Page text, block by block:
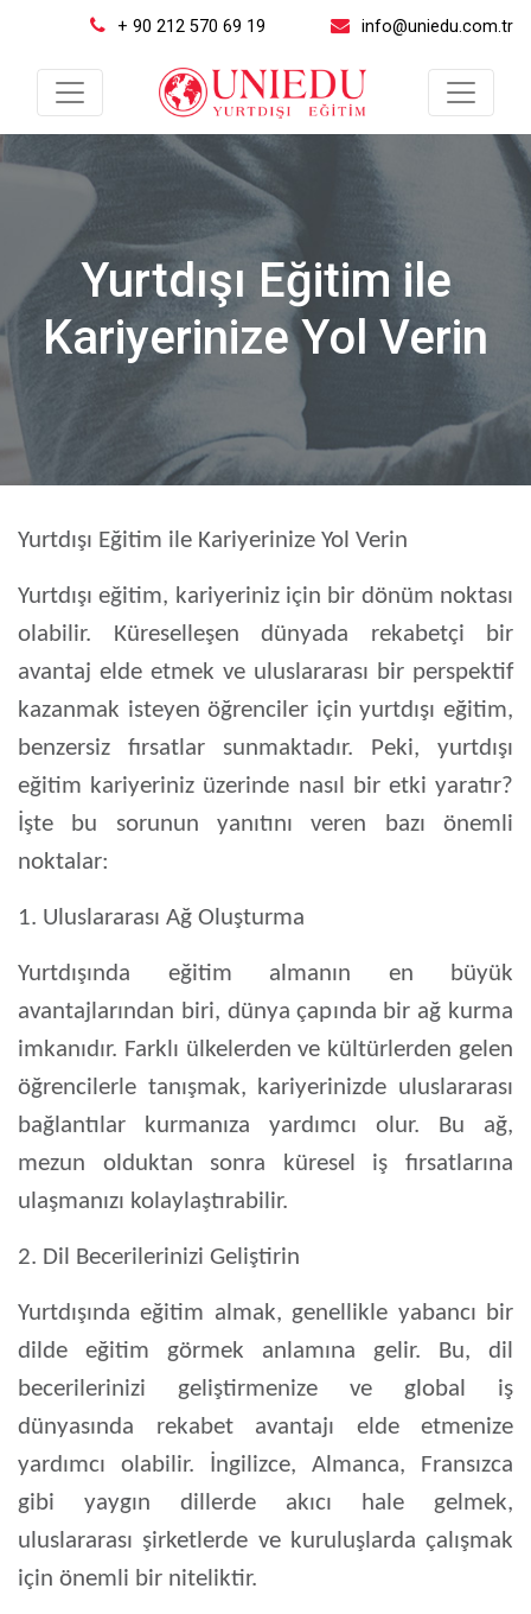
+ 90 212 570 69 19 info@uniedu.com.tr
Yurtdışı Eğitim ile
Kariyerinize Yol Verin
Yurtdışı Eğitim ile Kariyerinize Yol Verin
Yurtdışı eğitim, kariyeriniz için bir dönüm noktası
olabilir. Küreselleşen dünyada rekabetçi bir
avantaj elde etmek ve uluslararası bir perspektif
kazanmak isteyen öğrenciler için yurtdışı eğitim,
benzersiz fırsatlar sunmaktadır. Peki, yurtdışı
eğitim kariyeriniz üzerinde nasıl bir etki yaratır?
İşte bu sorunun yanıtını veren bazı önemli
noktalar:
1. Uluslararası Ağ Oluşturma
Yurtdışında eğitim almanın en büyük
avantajlarından biri, dünya çapında bir ağ kurma
imkanıdır. Farklı ülkelerden ve kültürlerden gelen
öğrencilerle tanışmak, kariyerinizde uluslararası
bağlantılar kurmanıza yardımcı olur. Bu ağ,
mezun olduktan sonra küresel iş fırsatlarına
ulaşmanızı kolaylaştırabilir.
2. Dil Becerilerinizi Geliştirin
Yurtdışında eğitim almak, genellikle yabancı bir
dilde eğitim görmek anlamına gelir. Bu, dil
becerilerinizi geliştirmenize ve global iş
dünyasında rekabet avantajı elde etmenize
yardımcı olabilir. İngilizce, Almanca, Fransızca
gibi yaygın dillerde akıcı hale gelmek,
uluslararası şirketlerde ve kuruluşlarda çalışmak
için önemli bir niteliktir.